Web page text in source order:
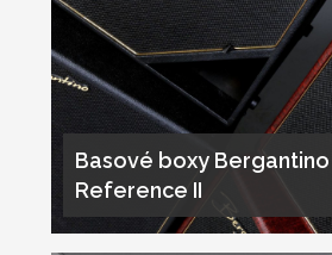
Basové boxy Bergantino
Reference II